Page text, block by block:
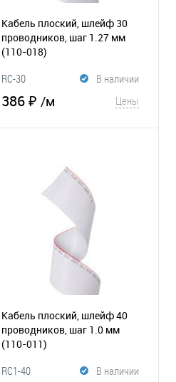
Кабель плоский, шлейф 30
проводников, шаг 1.27 мм
(110-018)
В наличии
RC-30
386 ₽/м Цены
В избранное
сравнению
Кабель плоский, шлейф 40
проводников, шаг 1.0 мм
(110-011)
В наличии
RC1-40